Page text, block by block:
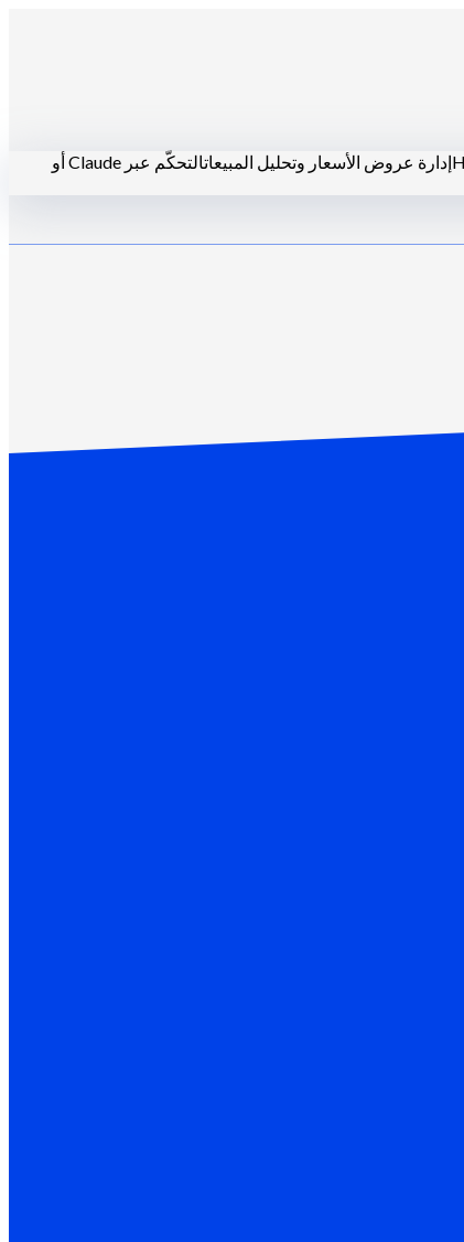
إدارة عروض الأسعار وتحليل المبيعات
التحكّم عبر Claude أو